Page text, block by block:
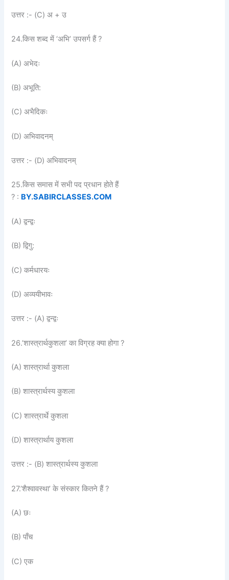
उत्तर :- (C) अ + उ
24.किस शब्द में ‘अभि’ उपसर्ग हैं ?
(A) अभेदः
(B) अभूति:
(C) अभैदिकः
(D) अभिवादनम्
उत्तर :- (D) अभिवादनम्
25.किस समास में सभी पद प्रधान होते हैं
? : BY.SABIRCLASSES.COM
(A) द्वन्द्वः
(B) द्विगु:
(C) कर्मधारयः
(D) अव्ययीभावः
उत्तर :- (A) द्वन्द्वः
26.’शास्त्रार्थकुशला’ का विग्रह क्या होगा ?
(A) शास्त्रार्था कुशला
(B) शास्त्रार्थस्य कुशला
(C) शास्त्रार्थे कुशला
(D) शास्त्रार्थाय कुशला
उत्तर :- (B) शास्त्रार्थस्य कुशला
27.’शैश्वावस्था’ के संस्कार कितने हैं ?
(A) छः
(B) पाँच
(C) एक